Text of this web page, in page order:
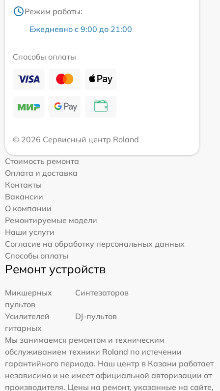
Режим работы:
Ежедневно с 9:00 до 21:00
Способы оплаты
© 2026 Сервисный центр Roland
Стоимость ремонта
Оплата и доставка
Контакты
Вакансии
О компании
Ремонтируемые модели
Наши услуги
Согласие на обработку персональных данных
Способы оплаты
Ремонт устройств
Микшерных
пультов
Синтезаторов
Усилителей
гитарных
DJ-пультов
Мы занимаемся ремонтом и техническим
обслуживанием техники Roland по истечении
гарантийного периода. Наш центр в Казани работает
независимо и не имеет официальной авторизации от
производителя. Цены на ремонт, указанные на сайте,